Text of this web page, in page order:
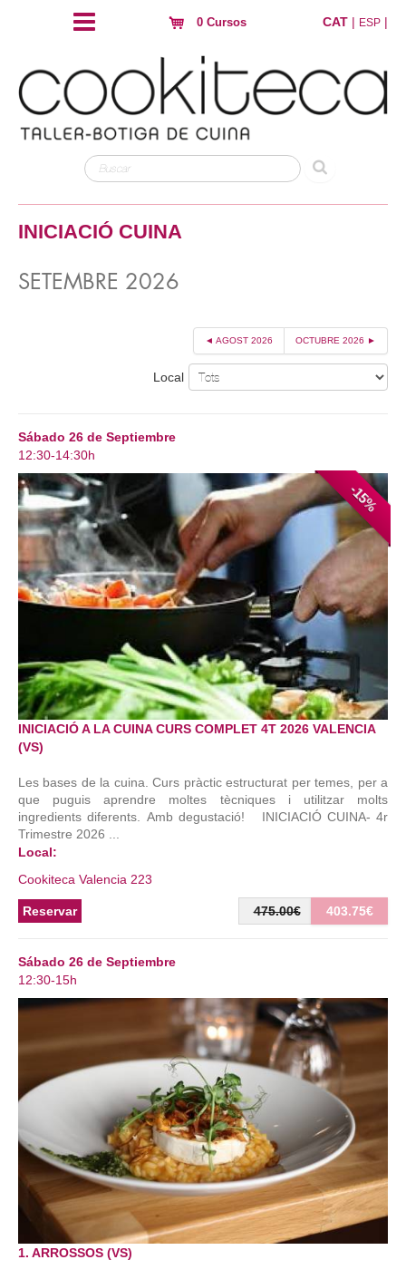
0 Cursos CAT | ESP |
INICIACIÓ CUINA
SETEMBRE 2026
◄ AGOST 2026 OCTUBRE 2026 ►
Local
Sábado 26 de Septiembre
12:30-14:30h
-15%
INICIACIÓ A LA CUINA CURS COMPLET 4T 2026 VALENCIA
(VS)
Les bases de la cuina. Curs pràctic estructurat per temes, per a
que puguis aprendre moltes tècniques i utilitzar molts
ingredients diferents. Amb degustació! INICIACIÓ CUINA- 4r
Trimestre 2026 ...
Local:
Cookiteca Valencia 223
Reservar 475.00€ 403.75€
Sábado 26 de Septiembre
12:30-15h
1. ARROSSOS (VS)